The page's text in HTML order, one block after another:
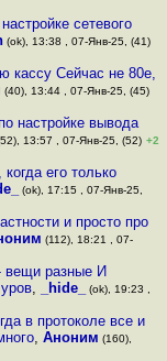
сетевого
(ok), 13:38 , 07-Янв-25, (41)
кассу Сейчас не 80е,
(40), 13:44 , 07-Янв-25, (45)
настройке вывода
13:57 , 07-Янв-25, (52) +2
его только
(ok), 17:15 , 07-Янв-25,
и просто про
(112), 18:21 , 07-
вещи разные И
, _hide_ (ok), 19:23 ,
в протоколе все и
, Аноним (160),